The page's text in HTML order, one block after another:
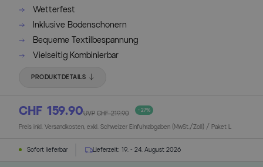
Wetterfest
Inklusive Bodenschonern
Bequeme Textilbespannung
Vielseitig Kombinierbar
PRODUKTDETAILS
CHF 159.90UVP CHF 219.90 - 27%
Preis inkl. Versandkosten, exkl. Schweizer Einfuhrabgaben (MwSt./Zoll) / Paket L
Sofort lieferbar Lieferzeit: 19. - 24. August 2026